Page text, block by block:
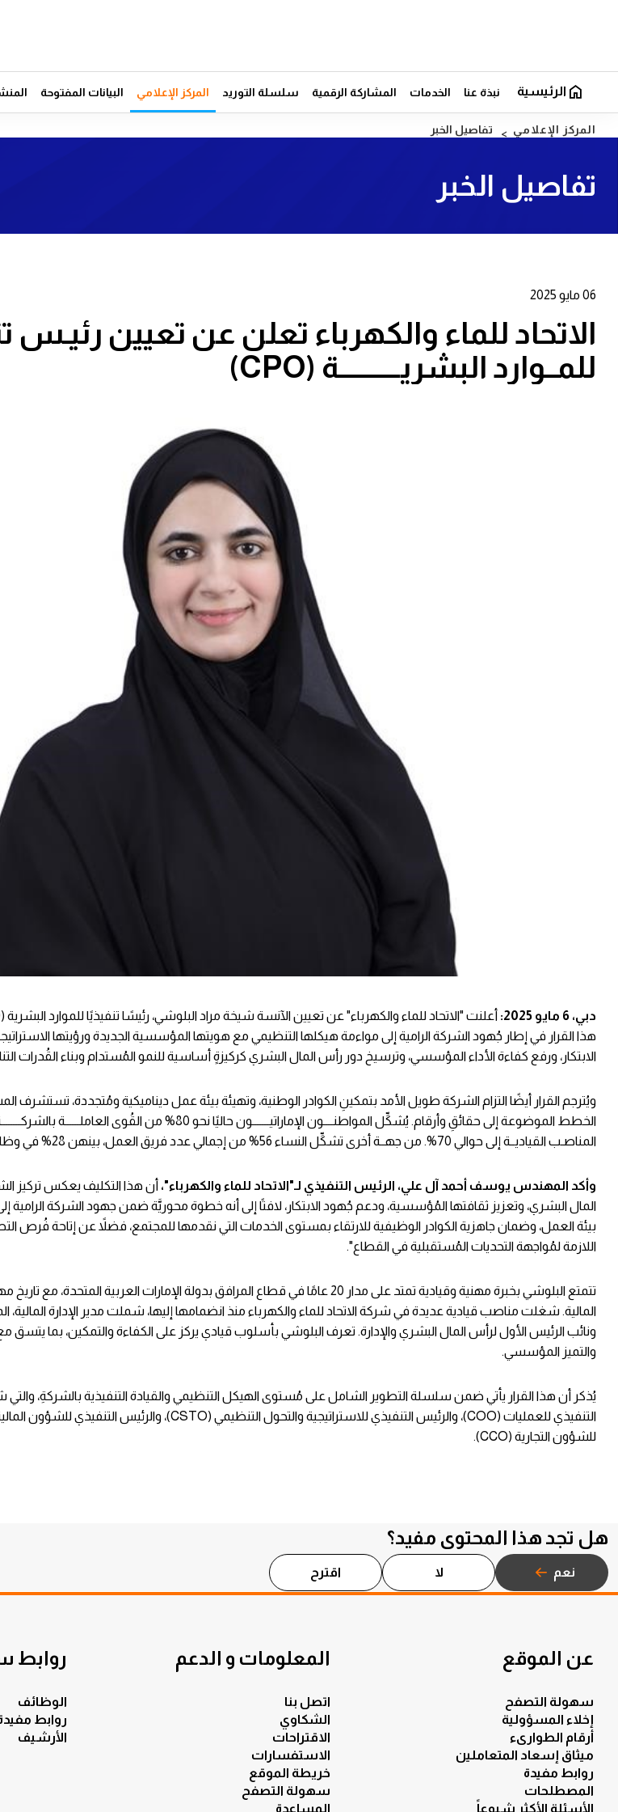
الرئيسية نبذة عنا الخدمات المشاركة الرقمية سلسلة التوريد المركز الإعلامي البيانات المفتوحة
المركز الإعلامي تفاصيل الخبر
تفاصيل الخبر
06 مايو 2025
الاتحاد للماء والكهرباء تعلن عن تعيين رئيـس
للمــوارد البشريـــــــــــة (CPO)
دبي، 6 مايو 2025:
هذا القرار في إطار جُهود الشركة الرامية إلى مواءمة هيكلها التنظيمي مع هويتها المؤسسية الجديدة ورؤيتها
الابتكار، ورفع كفاءة الأداء المؤسسي، وترسيخ دور رأس المال البشري كركيزةٍ أساسية للنمو المُستدام وبناء القُدرات
ويُترجم القرار أيضًا التزام الشركة طويل الأمد بتمكينِ الكوادر الوطنية، وتهيئة بيئة عمل ديناميكية ومُتجددة، تستشرف
الخطط الموضوعة إلى حقائقِ وأرقام. يُشكِّل المواطنــــون الإماراتيـــــــون
المناصـب القياديــة إلى حوالي 70%. من جهــة أخرى تشكِّل النساء 56% من إجمالي عدد فريق العمل، بينهن 28% في وظائف فنية مُتخصصة.
وأكد المهندس يوسف أحمد آل علي، الرئيس التنفيذي لـ"الاتحاد للماء والكهرباء"، أن هذا التكليف يعكس تركيز
المال البشري، وتعزيز ثقافتها المُؤسسية، ودعم جُهود الابتكار، لافتًا إلى أنه خطوة محوريَّة ضمن جهود الشركة الرامية
بيئة العمل، وضمان جاهزية الكوادر الوظيفية للارتقاء بمستوى الخدمات التي نقدمها للمجتمع، فضلاً عن إتاحة فُرص
اللازمة لمُواجهة التحديات المُستقبلية في القطاع".
تتمتع البلوشي بخبرة مهنية وقيادية تمتد على مدار 20 عامًا في قطاع المرافق بدولة الإمارات العربية
المالية. شغلت مناصب قيادية عديدة في شركة الاتحاد للماء والكهرباء منذ انضمامها إليها، شملت مدير الإدارة المالية،
ونائب الرئيس الأول لرأس المال البشري والإدارة. تعرف البلوشي بأسلوب قيادي يركز على الكفاءة والتمكين، بما يتسق
والتميز المؤسسي.
يُذكر أن هذا القرار يأتي ضمن سلسلة التطوير الشامل على مُستوى الهيكل التنظيمي والقيادة التنفيذية بالشركةِ،
للشؤون التجارية (CCO).
هل تجد هذا المحتوى مفيد؟
نعم لا اقترح
عن الموقع
سهولة التصفح
إخلاء المسؤولية
أرقام الطوارىء
ميثاق إسعاد المتعاملين
روابط مفيدة
المصطلحات
الأسئلة الأكثر شيوعاً
المعلومات و الدعم
اتصل بنا
الشكاوي
الاقتراحات
الاستفسارات
خريطة الموقع
سهولة التصفح
المساعدة
روابط
الوظائف
روابط
الأرشيف